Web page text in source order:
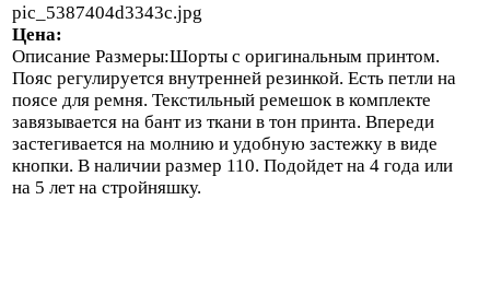
pic_5387404d3343c.jpg
Цена:
Описание Размеры:Шорты с оригинальным принтом.
Пояс регулируется внутренней резинкой. Есть петли на
поясе для ремня. Текстильный ремешок в комплекте
завязывается на бант из ткани в тон принта. Впереди
застегивается на молнию и удобную застежку в виде
кнопки. В наличии размер 110. Подойдет на 4 года или
на 5 лет на стройняшку.